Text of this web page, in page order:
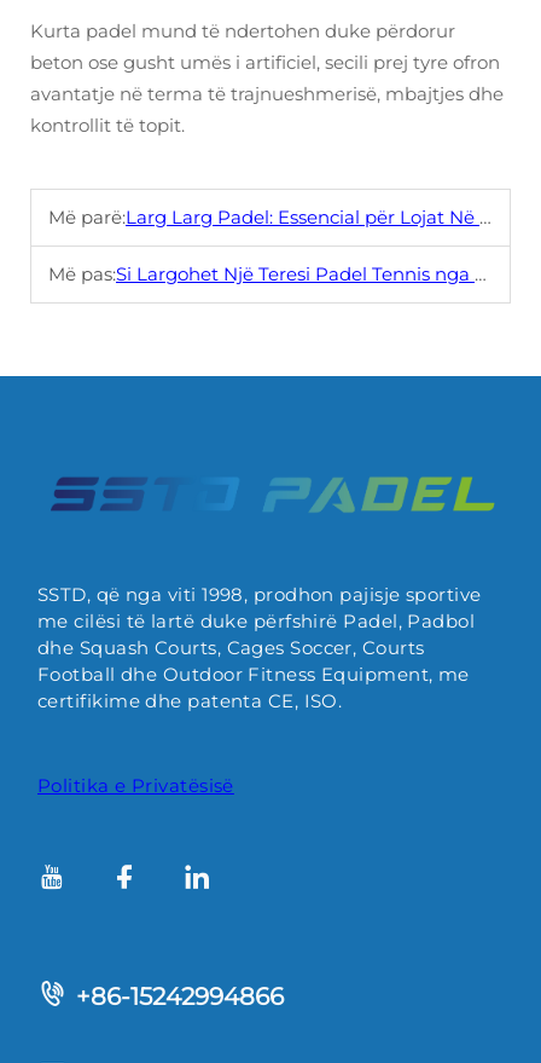
Kurta padel mund të ndertohen duke përdorur
beton ose gusht umës i artificiel, secili prej tyre ofron
avantatje në terma të trajnueshmerisë, mbajtjes dhe
kontrollit të topit.
Më parë:Larg Larg Padel: Essencial për Lojat Në Natë
Më pas:Si Largohet Një Teresi Padel Tennis nga Një Teresi Tennis Tradicional?
SSTD, që nga viti 1998, prodhon pajisje sportive
me cilësi të lartë duke përfshirë Padel, Padbol
dhe Squash Courts, Cages Soccer, Courts
Football dhe Outdoor Fitness Equipment, me
certifikime dhe patenta CE, ISO.
Politika e Privatësisë
+86-15242994866